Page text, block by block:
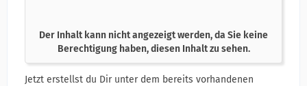
Der Inhalt kann nicht angezeigt werden, da Sie keine
Berechtigung haben, diesen Inhalt zu sehen.
Jetzt erstellst du Dir unter dem bereits vorhandenen